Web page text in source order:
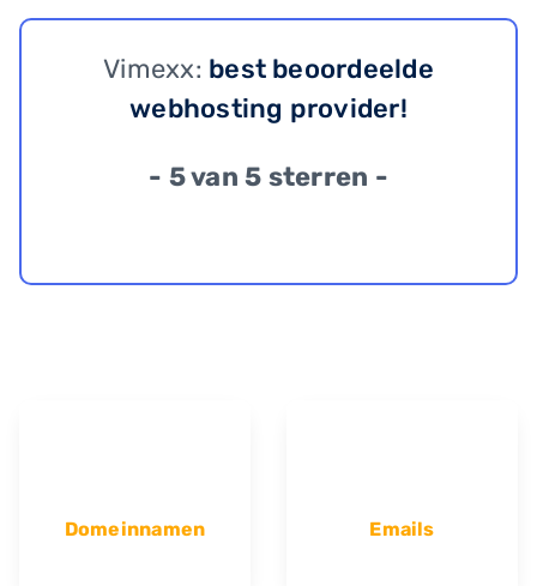
Vimexx: best beoordeelde
webhosting provider!
- 5 van 5 sterren -
Domeinnamen Emails